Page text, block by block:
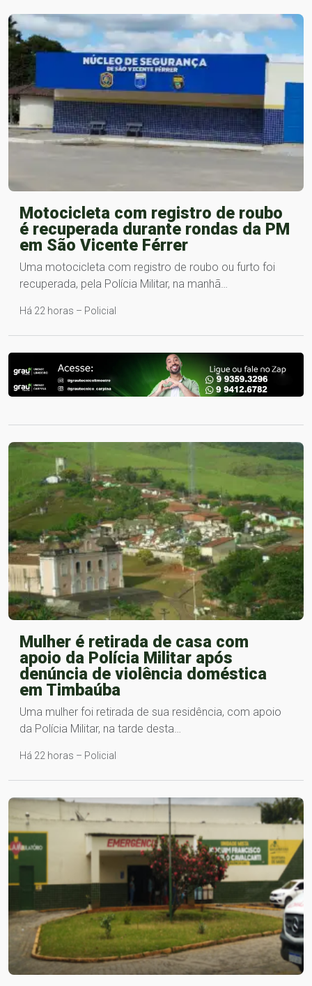
Motocicleta com registro de roubo
é recuperada durante rondas da PM
em São Vicente Férrer
Uma motocicleta com registro de roubo ou furto foi
recuperada, pela Polícia Militar, na manhã…
Há 22 horas – Policial
Mulher é retirada de casa com
apoio da Polícia Militar após
denúncia de violência doméstica
em Timbaúba
Uma mulher foi retirada de sua residência, com apoio
da Polícia Militar, na tarde desta…
Há 22 horas – Policial